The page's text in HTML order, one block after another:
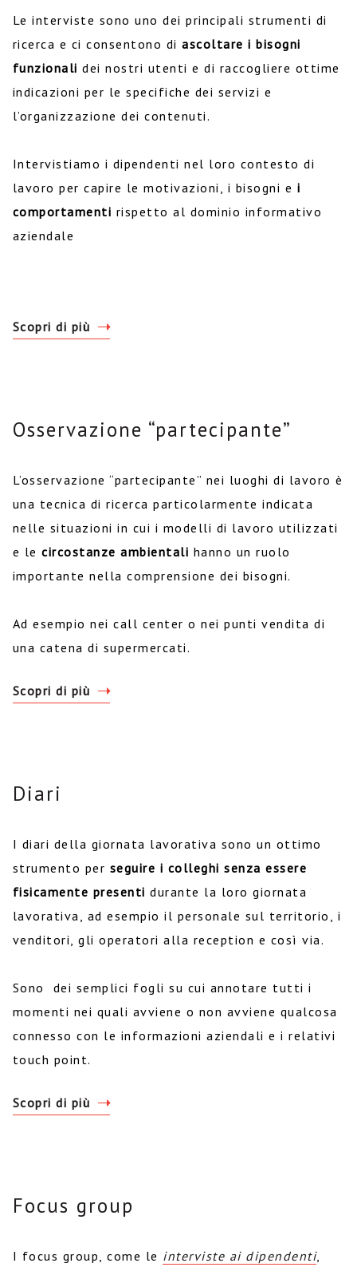
Le interviste sono uno dei principali strumenti di
ricerca e ci consentono diascoltare i bisogni
funzionali dei nostri utenti e di raccogliere ottime
indicazioni per le specifiche dei servizi e
l’organizzazione dei contenuti.
Intervistiamo i dipendenti nel loro contesto di
lavoro per capire le motivazioni, i bisogni e i
comportamenti rispetto al dominio informativo
aziendale
Scopri di più
Osservazione “partecipante”
L’osservazione “partecipante” nei luoghi di lavoro è
una tecnica di ricerca particolarmente indicata
nelle situazioni in cui i modelli di lavoro utilizzati
e lecircostanze ambientali hanno un ruolo
importante nella comprensione dei bisogni.
Ad esempio nei call center o nei punti vendita di
una catena di supermercati.
Scopri di più
Diari
I diari della giornata lavorativa sono un ottimo
strumento per seguire i colleghi senza essere
fisicamente presenti durante la loro giornata
lavorativa, ad esempio il personale sul territorio, i
venditori, gli operatori alla reception e così via.
Sono dei semplici fogli su cui annotare tutti i
momenti nei quali avviene o non avviene qualcosa
connesso con le informazioni aziendali e i relativi
touch point.
Scopri di più
Focus group
I focus group, come le interviste ai dipendenti,